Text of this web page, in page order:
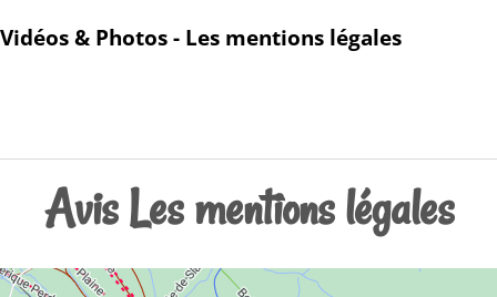
Vidéos & Photos - Les mentions légales
Avis Les mentions légales